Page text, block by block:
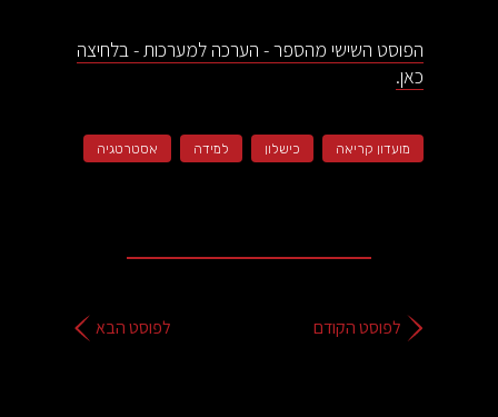
הפוסט השישי מהספר - הערכה למערכות - בלחיצה
כאן.
מועדון קריאה כישלון למידה אסטרטגיה
לפוסט הקודם לפוסט הבא